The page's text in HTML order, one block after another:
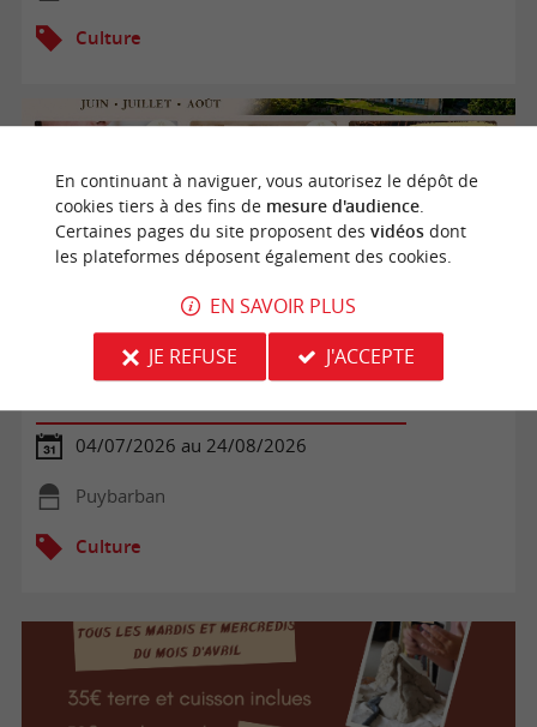
Culture
Ateliers d'été au château de Puybarban
04/07/2026 au 24/08/2026
Puybarban
Culture
En continuant à naviguer, vous autorisez le dépôt de
cookies tiers à des fins de mesure d'audience.
Certaines pages du site proposent des vidéosdont
les plateformes déposent également des cookies.
EN SAVOIR PLUS
JE REFUSE
J'ACCEPTE